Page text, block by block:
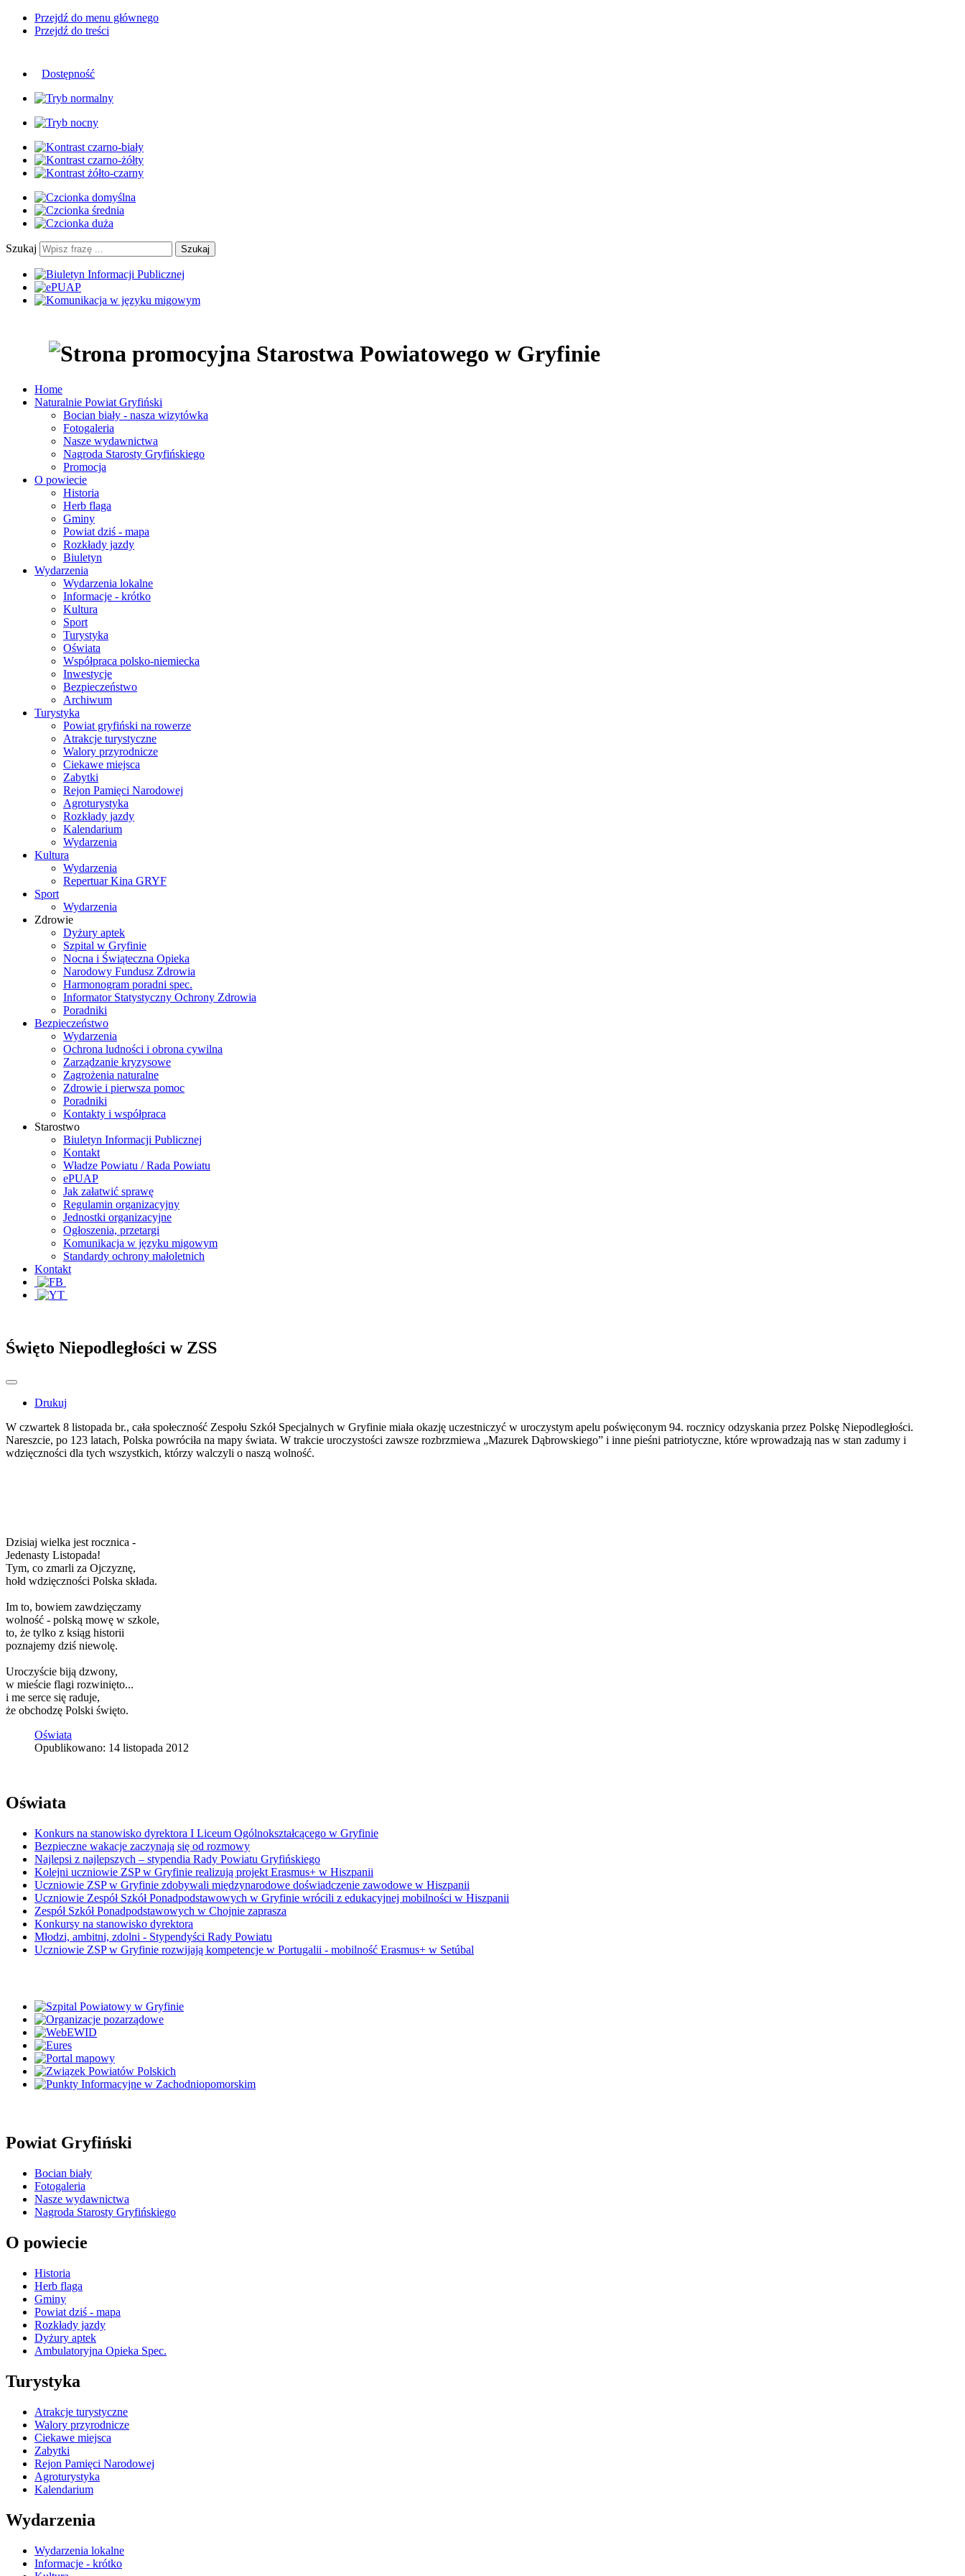
Przejdź do menu głównego
Przejdź do treści
Dostępność
Szukaj Szukaj
Home
Naturalnie Powiat Gryfiński
Bocian biały - nasza wizytówka
Fotogaleria
Nasze wydawnictwa
Nagroda Starosty Gryfińskiego
Promocja
O powiecie
Historia
Herb flaga
Gminy
Powiat dziś - mapa
Rozkłady jazdy
Biuletyn
Wydarzenia
Wydarzenia lokalne
Informacje - krótko
Kultura
Sport
Turystyka
Oświata
Współpraca polsko-niemiecka
Inwestycje
Bezpieczeństwo
Archiwum
Turystyka
Powiat gryfiński na rowerze
Atrakcje turystyczne
Walory przyrodnicze
Ciekawe miejsca
Zabytki
Rejon Pamięci Narodowej
Agroturystyka
Rozkłady jazdy
Kalendarium
Wydarzenia
Kultura
Wydarzenia
Repertuar Kina GRYF
Sport
Wydarzenia
Zdrowie
Dyżury aptek
Szpital w Gryfinie
Nocna i Świąteczna Opieka
Narodowy Fundusz Zdrowia
Harmonogram poradni spec.
Informator Statystyczny Ochrony Zdrowia
Poradniki
Bezpieczeństwo
Wydarzenia
Ochrona ludności i obrona cywilna
Zarządzanie kryzysowe
Zagrożenia naturalne
Zdrowie i pierwsza pomoc
Poradniki
Kontakty i współpraca
Starostwo
Biuletyn Informacji Publicznej
Kontakt
Władze Powiatu / Rada Powiatu
ePUAP
Jak załatwić sprawę
Regulamin organizacyjny
Jednostki organizacyjne
Ogłoszenia, przetargi
Komunikacja w języku migowym
Standardy ochrony małoletnich
Kontakt
Święto Niepodległości w ZSS
Drukuj
W czwartek 8 listopada br., cała społeczność Zespołu Szkół Specjalnych w Gryfinie miała okazję uczestniczyć w uroczystym apelu poświęconym 94. rocznicy odzyskania przez Polskę Niepodległości.
Nareszcie, po 123 latach, Polska powróciła na mapy świata. W trakcie uroczystości zawsze rozbrzmiewa „Mazurek Dąbrowskiego” i inne pieśni patriotyczne, które wprowadzają nas w stan zadumy i
wdzięczności dla tych wszystkich, którzy walczyli o naszą wolność.
Dzisiaj wielka jest rocznica -
Jedenasty Listopada!
Tym, co zmarli za Ojczyznę,
hołd wdzięczności Polska składa.
Im to, bowiem zawdzięczamy
wolność - polską mowę w szkole,
to, że tylko z ksiąg historii
poznajemy dziś niewolę.
Uroczyście biją dzwony,
w mieście flagi rozwinięto...
i me serce się raduje,
że obchodzę Polski święto.
Oświata
Opublikowano: 14 listopada 2012
Oświata
Konkurs na stanowisko dyrektora I Liceum Ogólnokształcącego w Gryfinie
Bezpieczne wakacje zaczynają się od rozmowy
Najlepsi z najlepszych – stypendia Rady Powiatu Gryfińskiego
Kolejni uczniowie ZSP w Gryfinie realizują projekt Erasmus+ w Hiszpanii
Uczniowie ZSP w Gryfinie zdobywali międzynarodowe doświadczenie zawodowe w Hiszpanii
Uczniowie Zespół Szkół Ponadpodstawowych w Gryfinie wrócili z edukacyjnej mobilności w Hiszpanii
Zespół Szkół Ponadpodstawowych w Chojnie zaprasza
Konkursy na stanowisko dyrektora
Młodzi, ambitni, zdolni - Stypendyści Rady Powiatu
Uczniowie ZSP w Gryfinie rozwijają kompetencje w Portugalii - mobilność Erasmus+ w Setúbal
Powiat Gryfiński
Bocian biały
Fotogaleria
Nasze wydawnictwa
Nagroda Starosty Gryfińskiego
O powiecie
Historia
Herb flaga
Gminy
Powiat dziś - mapa
Rozkłady jazdy
Dyżury aptek
Ambulatoryjna Opieka Spec.
Turystyka
Atrakcje turystyczne
Walory przyrodnicze
Ciekawe miejsca
Zabytki
Rejon Pamięci Narodowej
Agroturystyka
Kalendarium
Wydarzenia
Wydarzenia lokalne
Informacje - krótko